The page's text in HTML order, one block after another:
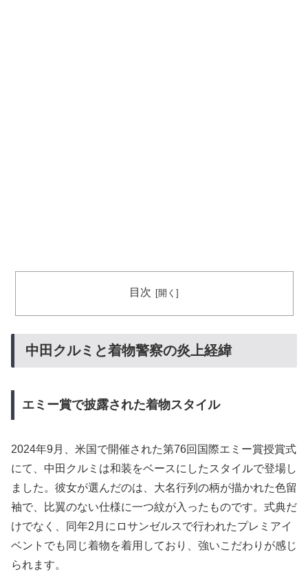
目次
中田クルミと着物警察の炎上経緯
エミー賞で披露された着物スタイル
2024年9月、米国で開催された第76回国際エミー賞授賞式
にて、中田クルミは和装をベースにしたスタイルで登場し
ました。彼女が選んだのは、大名行列の柄が描かれた色留
袖で、比翼のない仕様に一つ紋が入ったものです。式典だ
けでなく、同年2月にロサンゼルスで行われたプレミアイ
ベントでも同じ着物を着用しており、強いこだわりが感じ
られます。